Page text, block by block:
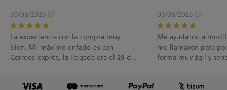
05/08/2026
La experiencia con la compra muy
bien. Mi máximo enfado es con
Correos exprés, la llegada era el 29 de
03/08/2026
Me ayudaron a
me llamaron para
forma muy ágil y